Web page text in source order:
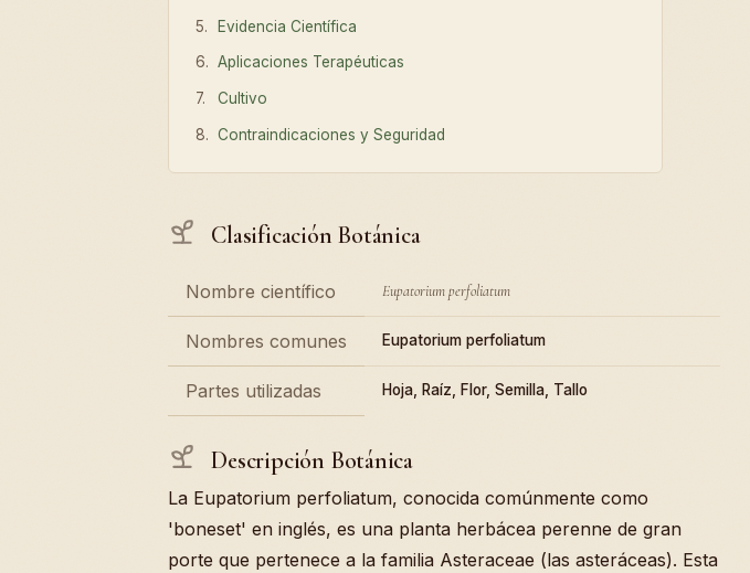
Evidencia Científica
Aplicaciones Terapéuticas
Cultivo
Contraindicaciones y Seguridad
Clasificación Botánica
Nombre científico Eupatorium perfoliatum
Nombres comunes Eupatorium perfoliatum
Partes utilizadas Hoja, Raíz, Flor, Semilla, Tallo
Descripción Botánica
La Eupatorium perfoliatum, conocida comúnmente como
'boneset' en inglés, es una planta herbácea perenne de gran
porte que pertenece a la familia Asteraceae (las asteráceas). Esta